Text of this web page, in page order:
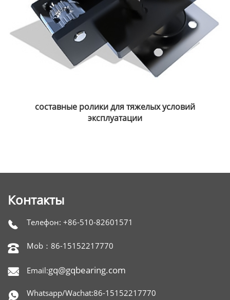
составные ролики для тяжелых условий
эксплуатации
Контакты
 Телефон: +86-510-82601571
 Mob：86-15152217770
 Email:gq@gqbearing.com
 Whatsapp/Wachat:86-15152217770